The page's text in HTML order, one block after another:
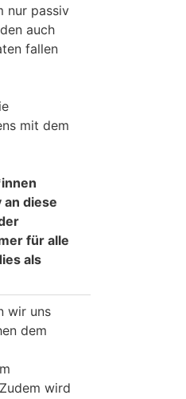
nur passiv
auch
fallen
mit dem
diese
für alle
als
wir uns
dem
wird